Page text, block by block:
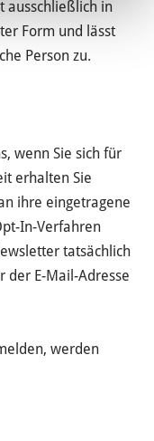
ausschließlich in
Form und lässt
Person zu.
wenn Sie sich für
erhalten Sie
ihre eingetragene
In-Verfahren
tatsächlich
der E-Mail-Adresse
werden